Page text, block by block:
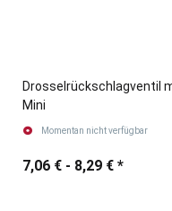
Drosselrückschlagventil
Mini
Momentan nicht verfügbar
7,06 € - 8,29 € *